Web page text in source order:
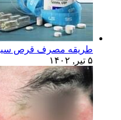
طریقه مصرف قرص
۵ تیر, ۱۴۰۲